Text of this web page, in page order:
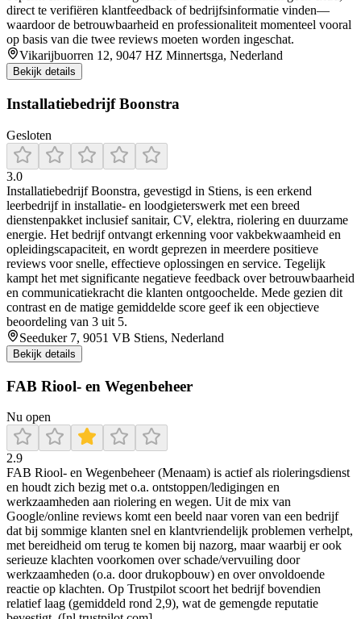
direct te verifiëren klantfeedback of bedrijfsinformatie vinden—
waardoor de betrouwbaarheid en professionaliteit momenteel vooral
op basis van die twee reviews moeten worden ingeschat.
Vikarijbuorren 12, 9047 HZ Minnertsga, Nederland
Bekijk details
Installatiebedrijf Boonstra
Gesloten
3.0
Installatiebedrijf Boonstra, gevestigd in Stiens, is een erkend
leerbedrijf in installatie- en loodgieterswerk met een breed
dienstenpakket inclusief sanitair, CV, elektra, riolering en duurzame
energie. Het bedrijf ontvangt erkenning voor vakbekwaamheid en
opleidingscapaciteit, en wordt geprezen in meerdere positieve
reviews voor snelle, effectieve oplossingen en service. Tegelijk
kampt het met significante negatieve feedback over betrouwbaarheid
en communicatiekracht die klanten ontgoochelde. Mede gezien dit
contrast en de matige gemiddelde score geef ik een objectieve
beoordeling van 3 uit 5.
Seeduker 7, 9051 VB Stiens, Nederland
Bekijk details
FAB Riool- en Wegenbeheer
Nu open
2.9
FAB Riool- en Wegenbeheer (Menaam) is actief als rioleringsdienst
en houdt zich bezig met o.a. ontstoppen/ledigingen en
werkzaamheden aan riolering en wegen. Uit de mix van
Google/online reviews komt een beeld naar voren van een bedrijf
dat bij sommige klanten snel en klantvriendelijk problemen verhelpt,
met bereidheid om terug te komen bij nazorg, maar waarbij er ook
serieuze klachten voorkomen over schade/vervuiling door
werkzaamheden (o.a. door drukopbouw) en over onvoldoende
reactie op klachten. Op Trustpilot scoort het bedrijf bovendien
relatief laag (gemiddeld rond 2,9), wat de gemengde reputatie